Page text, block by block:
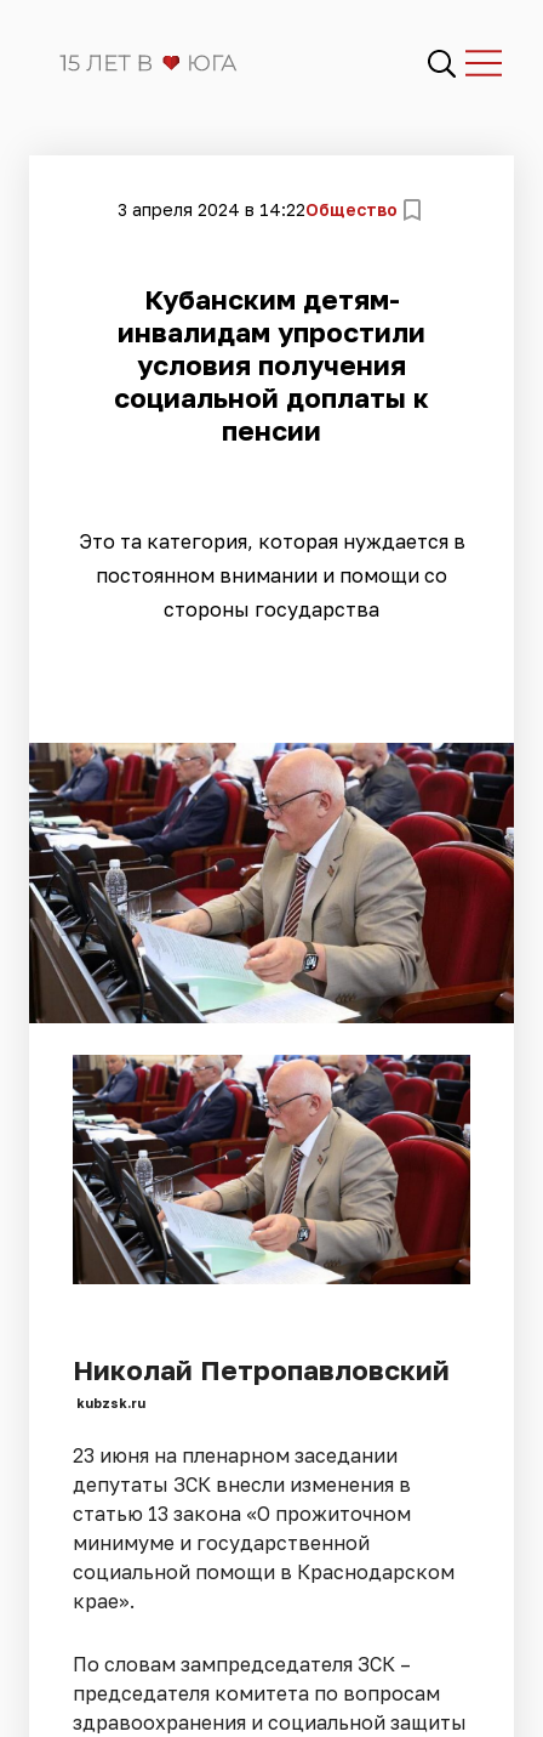
3 апреля 2024 в 14:22Общество
Кубанским детям-
инвалидам упростили
условия получения
социальной доплаты к
пенсии
Это та категория, которая нуждается в
постоянном внимании и помощи со
стороны государства
Николай Петропавловский
kubzsk.ru
23 июня на пленарном заседании
депутаты ЗСК внесли изменения в
статью 13 закона «О прожиточном
минимуме и государственной
социальной помощи в Краснодарском
крае».
По словам зампредседателя ЗСК –
председателя комитета по вопросам
здравоохранения и социальной защиты